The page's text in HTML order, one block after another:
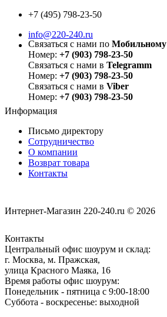
+7 (495) 798-23-50
info@220-240.ru
Связаться с нами по Мобильному
Номер: +7 (903) 798-23-50
Связаться с нами в Telegramm
Номер: +7 (903) 798-23-50
Связаться с нами в Viber
Номер: +7 (903) 798-23-50
Информация
Письмо директору
Сотрудничество
О компании
Возврат товара
Контакты
Интернет-Магазин 220-240.ru © 2026
Контакты
Центральный офис шоурум и склад:
г. Москва, м. Пражская,
улица Красного Маяка, 16
Время работы офис шоурум:
Понедельник - пятница с 9:00-18:00
Суббота - воскресенье: выходной